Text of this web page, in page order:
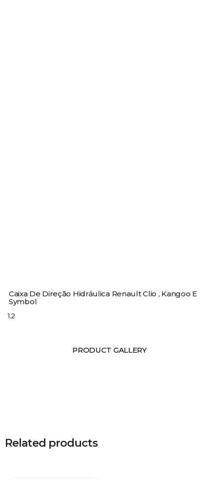
Caixa De Direção Hidráulica Renault Clio , Kangoo E
Symbol
PRODUCT GALLERY
Related products